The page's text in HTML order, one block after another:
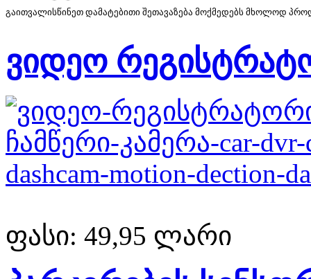
გაითვალისწინეთ დამატებითი შეთავაზება მოქმედებს მხოლოდ
ვიდეო
ფასი: 49,95 ლარი